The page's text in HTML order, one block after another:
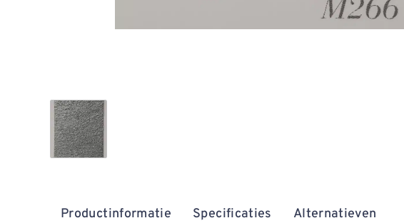
Productinformatie Specificaties Alternatieven